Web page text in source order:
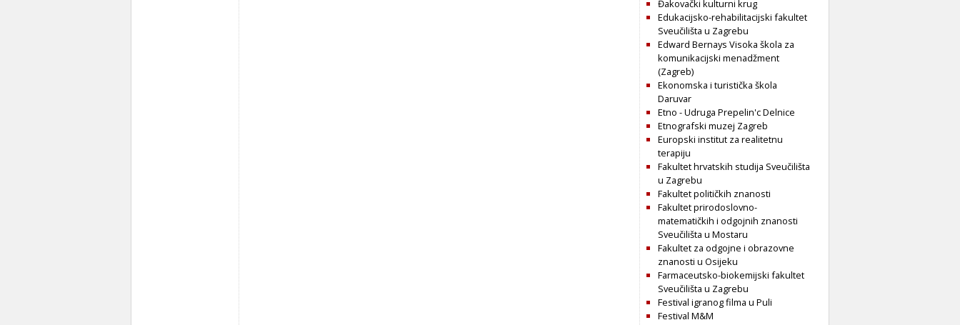
Đakovački kulturni krug
Edukacijsko-rehabilitacijski fakultet
Sveučilišta u Zagrebu
Edward Bernays Visoka škola za
komunikacijski menadžment
(Zagreb)
Ekonomska i turistička škola
Daruvar
Etno - Udruga Prepelin'c Delnice
Etnografski muzej Zagreb
Europski institut za realitetnu
terapiju
Fakultet hrvatskih studija Sveučilišta
u Zagrebu
Fakultet političkih znanosti
Fakultet prirodoslovno-
matematičkih i odgojnih znanosti
Sveučilišta u Mostaru
Fakultet za odgojne i obrazovne
znanosti u Osijeku
Farmaceutsko-biokemijski fakultet
Sveučilišta u Zagrebu
Festival igranog filma u Puli
Festival M&M